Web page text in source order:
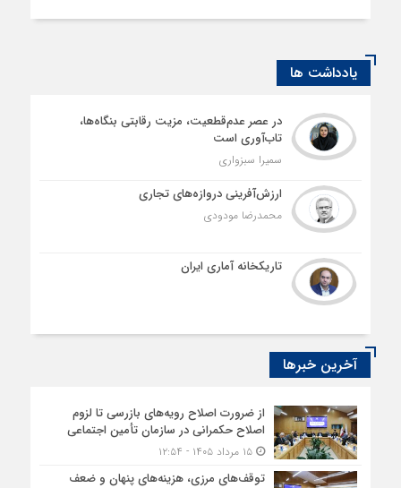
یادداشت ها
در عصر عدم‌قطعیت، مزیت رقابتی بنگاه‌ها،
تاب‌آوری است
سمیرا سبزواری
ارزش‌آفرینی دروازه‌های تجاری
محمدرضا مودودی
تاریکخانه آماری ایران
آخرین خبرها
از ضرورت اصلاح رویه‌های بازرسی تا لزوم
اصلاح حکمرانی در سازمان تأمین اجتماعی
۱۵ مرداد ۱۴۰۵ - ۱۲:۵۴
توقف‌های مرزی، هزینه‌های پنهان و ضعف